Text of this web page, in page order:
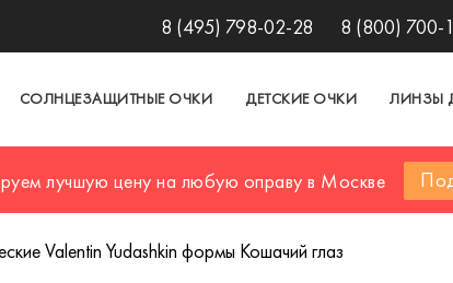
8 (495) 798-02-28 8 (800) 700-
СОЛНЦЕЗАЩИТНЫЕ ОЧКИ ДЕТСКИЕ ОЧКИ ЛИНЗЫ
лучшую цену на любую оправу в Москве
Valentin Yudashkin формы Кошачий глаз